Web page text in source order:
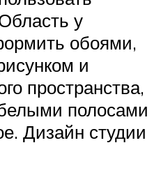
у
обоями,
и
пространства,
полосами
Дизайн студии